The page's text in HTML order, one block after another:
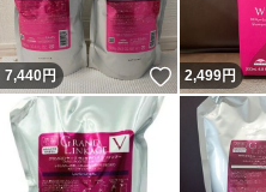
7,440円 いいね！
2,499円